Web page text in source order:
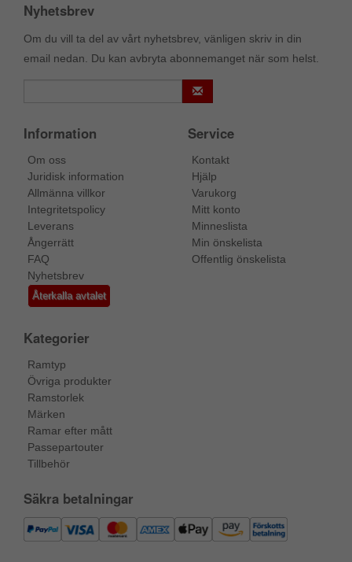
Nyhetsbrev
Om du vill ta del av vårt nyhetsbrev, vänligen skriv in din
email nedan. Du kan avbryta abonnemanget när som helst.
Information
Om oss
Juridisk information
Allmänna villkor
Integritetspolicy
Leverans
Ångerrätt
FAQ
Nyhetsbrev
Återkalla avtalet
Service
Kontakt
Hjälp
Varukorg
Mitt konto
Minneslista
Min önskelista
Offentlig önskelista
Kategorier
Ramtyp
Övriga produkter
Ramstorlek
Märken
Ramar efter mått
Passepartouter
Tillbehör
Säkra betalningar